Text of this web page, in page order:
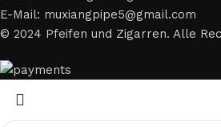
E-Mail: muxiangpipe5@gmail.com
© 2024 Pfeifen und Zigarren. Alle